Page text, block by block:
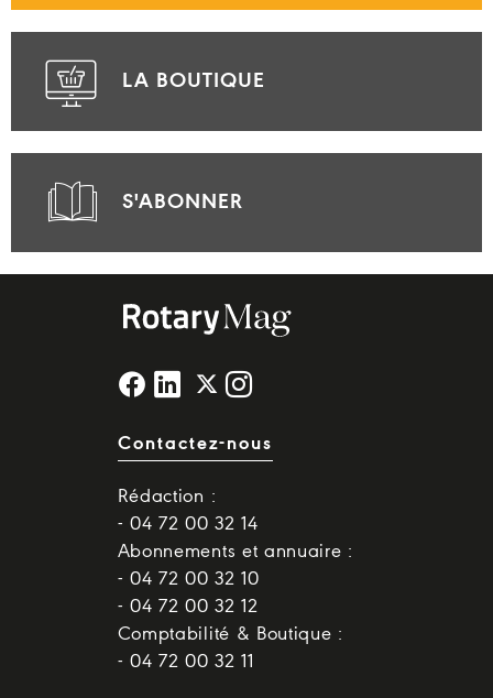
LA BOUTIQUE
S'ABONNER
Contactez-nous
Rédaction :
- 04 72 00 32 14
Abonnements et annuaire :
- 04 72 00 32 10
- 04 72 00 32 12
Comptabilité & Boutique :
- 04 72 00 32 11